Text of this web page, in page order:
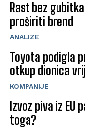
Rast bez
proširiti brend
ANALIZE
Toyota podigla
otkup dionica
KOMPANIJE
Izvoz piva iz EU
toga?